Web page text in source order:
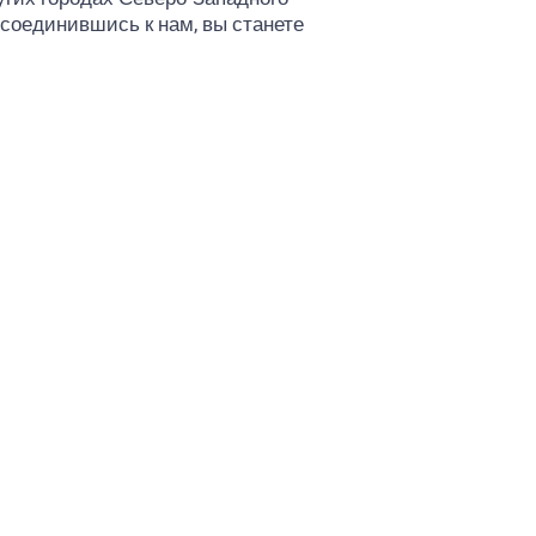
к нам, вы станете